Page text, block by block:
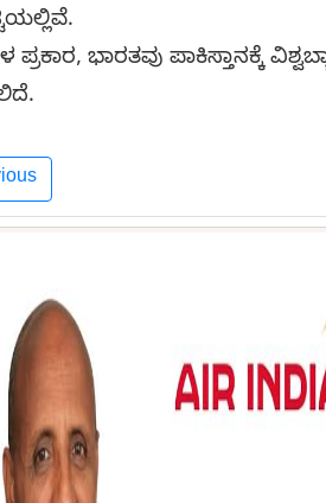
ಭಾರತವು ಪಾಕಿಸ್ತಾನಕ್ಕೆ